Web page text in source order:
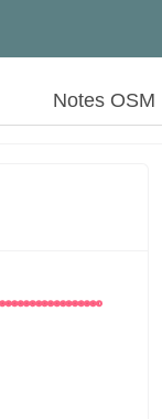
Notes OSM